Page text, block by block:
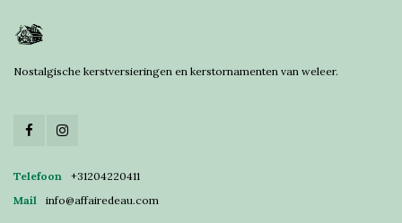
Nostalgische kerstversieringen en kerstornamenten van weleer.
Telefoon
+31204220411
Mail
info@affairedeau.com